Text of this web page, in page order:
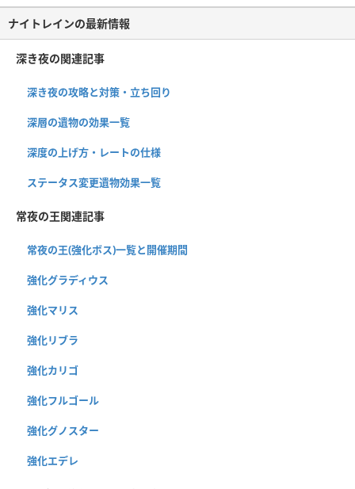
ナイトレインの最新情報
深き夜の関連記事
深き夜の攻略と対策・立ち回り
深層の遺物の効果一覧
深度の上げ方・レートの仕様
ステータス変更遺物効果一覧
常夜の王関連記事
常夜の王(強化ボス)一覧と開催期間
強化グラディウス
強化マリス
強化リブラ
強化カリゴ
強化フルゴール
強化グノスター
強化エデレ